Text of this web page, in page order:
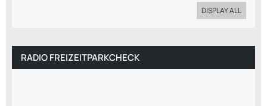
DISPLAY ALL
RADIO FREIZEITPARKCHECK